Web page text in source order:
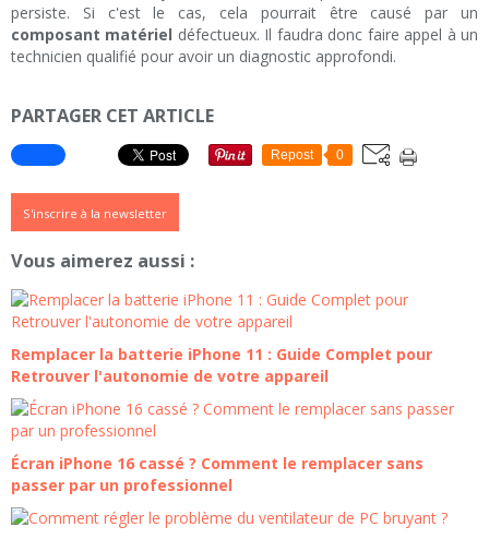
persiste. Si c'est le cas, cela pourrait être causé par un
composant matériel défectueux. Il faudra donc faire appel à un
technicien qualifié pour avoir un diagnostic approfondi.
PARTAGER CET ARTICLE
Repost 0
S'inscrire à la newsletter
Vous aimerez aussi :
Remplacer la batterie iPhone 11 : Guide Complet pour
Retrouver l'autonomie de votre appareil
Écran iPhone 16 cassé ? Comment le remplacer sans
passer par un professionnel